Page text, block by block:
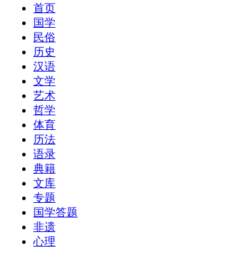
首页
国学
民俗
历史
汉语
文学
艺术
哲学
体育
历法
语录
典籍
文库
专题
国学答题
非遗
心理